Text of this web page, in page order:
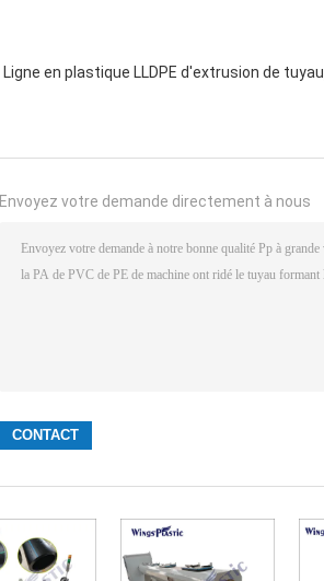
Ligne en plastique LLDPE d'extrusion de tuyau
Envoyez votre demande directement à nous